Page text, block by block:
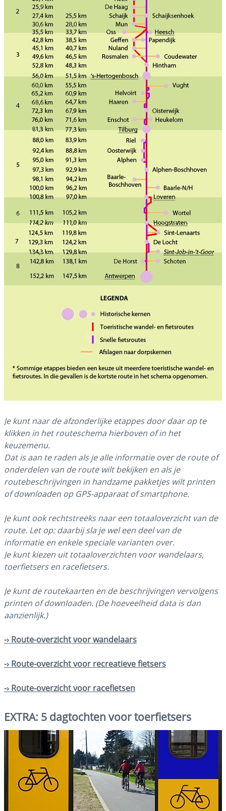
Je kunt naar de afzonderlijke etappes door daar op te
klikken in het routeschema hierboven of in het
keuzemenu.
Dat is aan te raden als je alle informatie over de route of
onderdelen van de route wilt bekijken en als je
routebeschrijvingen in handzame pakketjes wilt printen
of downloaden op GPS-apparaat of smartphone.
Je kunt ook rechtstreeks naar een totaaloverzicht van de
route. Let op: daarbij sla je wel een deel van de
informatie en enkele speciale varianten over.
Je kunt kiezen uit totaaloverzichten voor wandelaars,
toerfietsers en racefietsers.
Je kunt de routekaarten en de beschrijvingen vervolgens
printen of downloaden. (De hoeveelheid data is dan
aanzienlijk.)
-› Route-overzicht voor wandelaars
-› Route-overzicht voor recreatieve fietsers
-› Route-overzicht voor racefietsen
EXTRA: 5 dagtochten voor toerfietsers